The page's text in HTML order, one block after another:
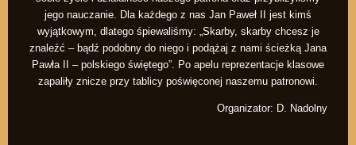
jego nauczanie. Dla każdego z nas Jan Paweł II jest kimś
wyjątkowym, dlatego śpiewaliśmy: „Skarby, skarby chcesz je
znaleźć – bądź podobny do niego i podążaj z nami ścieżką Jana
Pawła II – polskiego świętego”. Po apelu reprezentacje klasowe
zapaliły znicze przy tablicy poświęconej naszemu patronowi.
Organizator: D. Nadolny